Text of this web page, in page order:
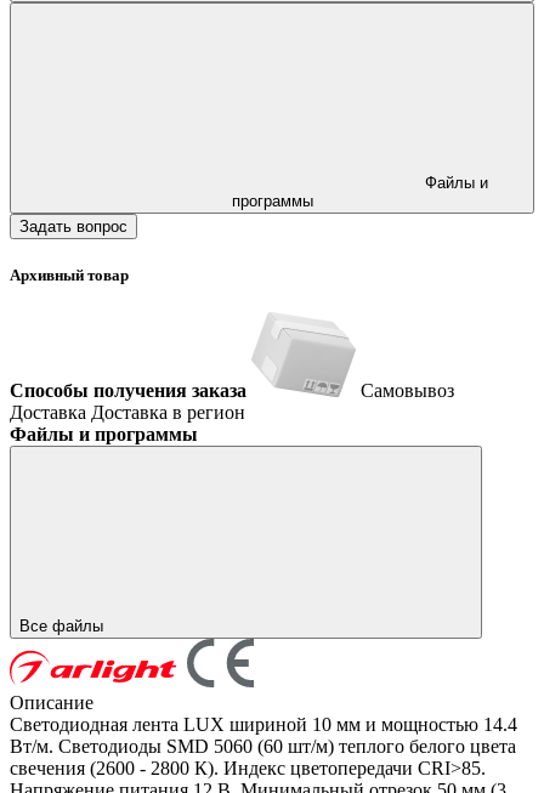
программы
Задать вопрос
Архивный товар
Способы получения заказа
Самовывоз
Доставка Доставка в регион
Файлы и программы
Все файлы
Описание
Светодиодная лента LUX шириной 10 мм и мощностью 14.4
Вт/м. Светодиоды SMD 5060 (60 шт/м) теплого белого цвета
свечения (2600 - 2800 К). Индекс цветопередачи CRI>85.